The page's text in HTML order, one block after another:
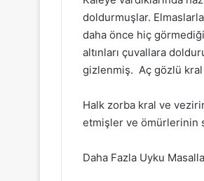
doldurmuşlar.
daha önce hiç
altınları çuvallara
gizlenmiş. Aç gözlü kral
Halk zorba kral ve
etmişler ve ömürlerinin
Daha Fazla Uyku